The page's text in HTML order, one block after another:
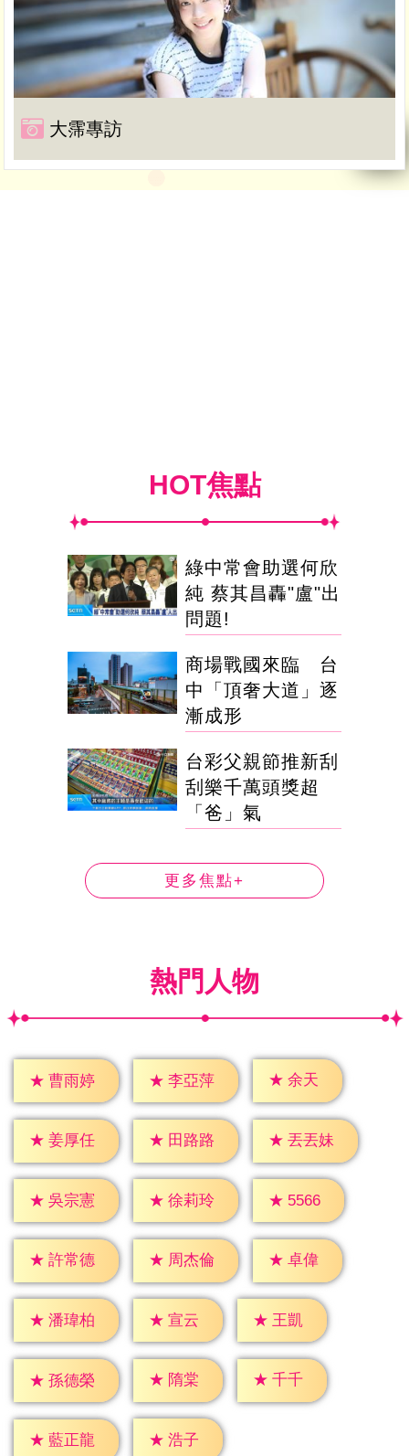
大霈專訪
HOT焦點
綠中常會助選何欣
純 蔡其昌轟"盧"出
問題!
商場戰國來臨 台
中「頂奢大道」逐
漸成形
台彩父親節推新刮
刮樂千萬頭獎超
「爸」氣
更多焦點+
熱門人物
★ 曹雨婷 ★ 李亞萍 ★ 余天
★ 姜厚任 ★ 田路路 ★ 丟丟妹
★ 吳宗憲 ★ 徐莉玲 ★ 5566
★ 許常德 ★ 周杰倫 ★ 卓偉
★ 潘瑋柏 ★ 宣云 ★ 王凱
★ 孫德榮 ★ 隋棠 ★ 千千
★ 藍正龍 ★ 浩子